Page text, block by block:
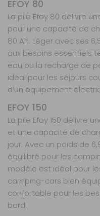
EFOY 80
La pile Efoy 80 délivre
pour une capacité de
80 Ah. Léger avec ses
aux besoins essentiels
eau ou la recharge de
idéal pour les séjours
d’un équipement
EFOY 150
La pile Efoy 150 délivre
et une capacité de
jour. Avec un poids de
équilibré pour les
modèle est idéal pour
camping-cars bien
confortable pour les
bord.